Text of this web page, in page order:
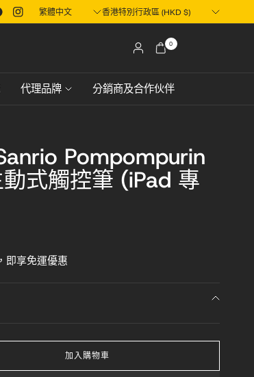
想搶先一步早鳥預訂XPower市面上還未推出產品？立即了解！
Translation
missing:
TW.localization.update_country
Translation
missing:
TW.localization.update_country
0
代理品牌 分銷商及合作伙伴
Pompompurin
式觸控筆 (iPad 專
即享免運優惠
加入購物車